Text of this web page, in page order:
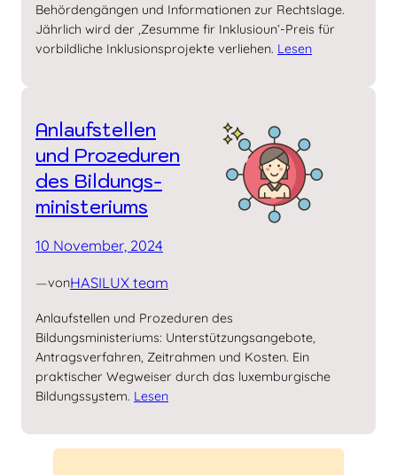
Behördengängen und Informationen zur Rechtslage.
Jährlich wird der ‚Zesumme fir Inklusioun‘-Preis für
vorbildliche Inklusionsprojekte verliehen. Lesen
Anlaufstellen
und Prozeduren
des Bildungs­
ministeriums
10 November, 2024
—vonHASILUX team
Anlaufstellen und Prozeduren des
Bildungsministeriums: Unterstützungsangebote,
Antragsverfahren, Zeitrahmen und Kosten. Ein
praktischer Wegweiser durch das luxemburgische
Bildungssystem. Lesen